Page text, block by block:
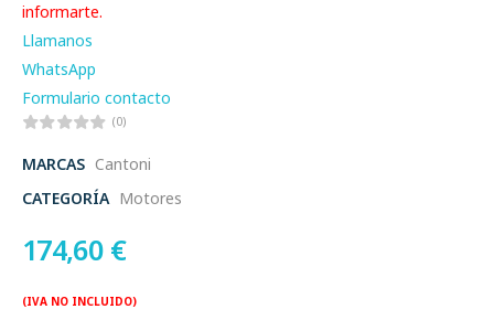
informarte.
Llamanos
WhatsApp
Formulario contacto
(0)
MARCAS Cantoni
CATEGORÍA Motores
174,60 €
(IVA NO INCLUIDO)